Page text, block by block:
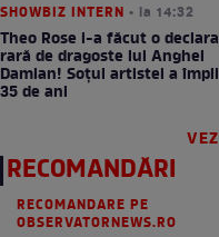
SHOWBIZ INTERN • la 14:32
Theo Rose i-a făcut o
rară de dragoste lui Anghel
Damian! Soțul artistei a
35 de ani
RECOMANDĂRI
RECOMANDARE PE
OBSERVATORNEWS.RO